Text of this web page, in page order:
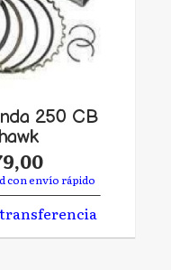
250 CB
con envío rápido